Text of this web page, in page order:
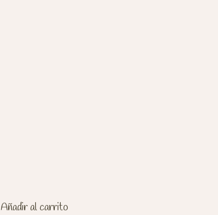
Añadir al carrito